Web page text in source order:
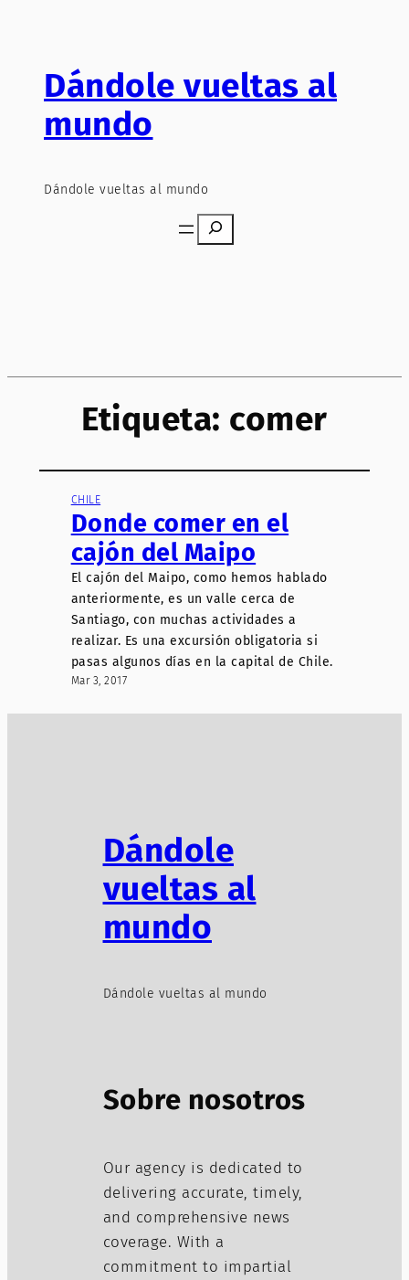
contenido
Dándole vueltas al
mundo
Dándole vueltas al mundo
Search
Etiqueta: comer
CHILE
Donde comer en el
cajón del Maipo
El cajón del Maipo, como hemos hablado
anteriormente, es un valle cerca de
Santiago, con muchas actividades a
realizar. Es una excursión obligatoria si
pasas algunos días en la capital de Chile.
Mar 3, 2017
Dándole
vueltas al
mundo
Dándole vueltas al mundo
Sobre nosotros
Our agency is dedicated to
delivering accurate, timely,
and comprehensive news
coverage. With a
commitment to impartial